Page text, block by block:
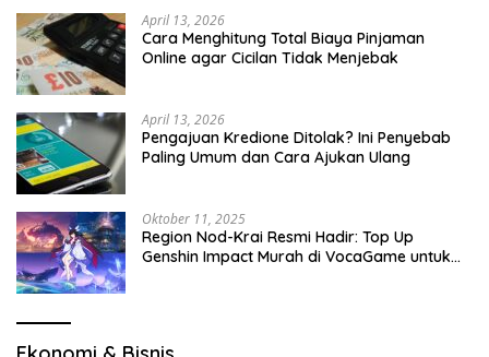
April 13, 2026
Cara Menghitung Total Biaya Pinjaman
Online agar Cicilan Tidak Menjebak
April 13, 2026
Pengajuan Kredione Ditolak? Ini Penyebab
Paling Umum dan Cara Ajukan Ulang
Oktober 11, 2025
Region Nod-Krai Resmi Hadir: Top Up
Genshin Impact Murah di VocaGame untuk